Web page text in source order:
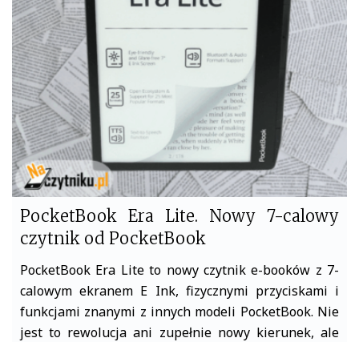
o
o
k
e
r
PocketBook Era Lite. Nowy 7-calowy
czytnik od PocketBook
PocketBook Era Lite to nowy czytnik e-booków z 7-
calowym ekranem E Ink, fizycznymi przyciskami i
funkcjami znanymi z innych modeli PocketBook. Nie
jest to rewolucja ani zupełnie nowy kierunek, ale